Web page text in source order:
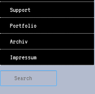
Support
Portfolio
Archiv
Impressum